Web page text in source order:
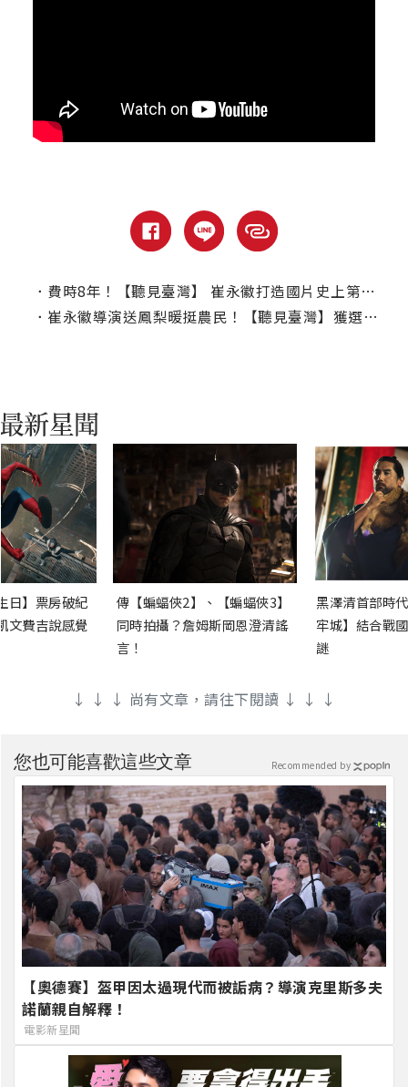
． 費時8年！【聽見臺灣】 崔永徽打造國片史上第一部以交響樂為主題的臺灣電影
． 崔永徽導演送鳳梨暖挺農民！【聽見臺灣】獲選香港電影節
日】票房破紀
文費吉說感覺
傳【蝙蝠俠2】、【蝙蝠俠3】
同時拍攝？詹姆斯岡恩澄清謠
言！
黑澤清首部時
牢城】結合戰
謎
↓ ↓ ↓ 尚有文章，請往下閱讀 ↓ ↓ ↓
您也可能喜歡這些文章
【奧德賽】盔甲因太過現代而被詬病？導演克里斯多夫
諾蘭親自解釋！
電影新星聞
Recommended by